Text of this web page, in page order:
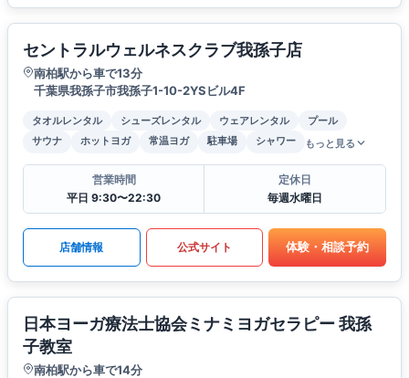
セントラルウェルネスクラブ我孫子店
南柏駅から車で13分
千葉県我孫子市我孫子1-10-2YSビル4F
タオルレンタル シューズレンタル ウェアレンタル
プール
サウナ
ホットヨガ 常温ヨガ 駐車場 シャワー もっと見る
営業時間
平日 9:30〜22:30
定休日
毎週水曜日
店舗情報 公式サイト 体験・相談予約
日本ヨーガ療法士協会ミナミヨガセラピー 我孫
子教室
南柏駅から車で14分